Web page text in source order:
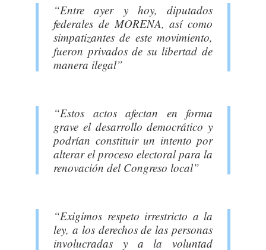
“Entre ayer y hoy, diputados
federales de MORENA, así como
simpatizantes de este movimiento,
fueron privados de su libertad de
manera ilegal”
“Estos actos afectan en forma
grave el desarrollo democrático y
podrían constituir un intento por
alterar el proceso electoral para la
renovación del Congreso local”
“Exigimos respeto irrestricto a la
ley, a los derechos de las personas
involucradas y a la voluntad